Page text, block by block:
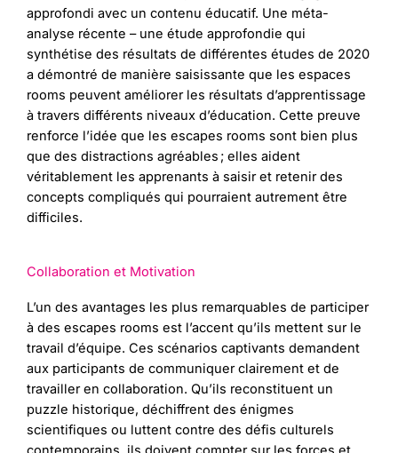
approfondi avec un contenu éducatif. Une méta-
analyse récente – une étude approfondie qui
synthétise des résultats de différentes études de 2020
a démontré de manière saisissante que les espaces
rooms peuvent améliorer les résultats d’apprentissage
à travers différents niveaux d’éducation. Cette preuve
renforce l’idée que les escapes rooms sont bien plus
que des distractions agréables ; elles aident
véritablement les apprenants à saisir et retenir des
concepts compliqués qui pourraient autrement être
difficiles.
Collaboration et Motivation
L’un des avantages les plus remarquables de participer
à des escapes rooms est l’accent qu’ils mettent sur le
travail d’équipe. Ces scénarios captivants demandent
aux participants de communiquer clairement et de
travailler en collaboration. Qu’ils reconstituent un
puzzle historique, déchiffrent des énigmes
scientifiques ou luttent contre des défis culturels